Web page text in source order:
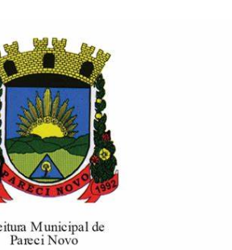
lastimamos muito a perda do
era um homem muito trabalhador
nós, sendo incansável no
citou o prefeito Fábio
lamentando a passagem do
Francisco.
que lastimamos a perda e paramos
Oregino devemos agora orar
comentou o prefeito Sílvio